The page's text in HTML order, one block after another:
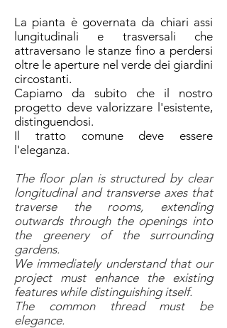
La pianta è governata da chiari assi
lungitudinali e trasversali che
attraversano le stanze fino a perdersi
oltre le aperture nel verde dei giardini
circostanti.
Capiamo da subito che il nostro
progetto deve valorizzare l'esistente,
distinguendosi.
Il tratto comune deve essere
l'eleganza.
The floor plan is structured by clear
longitudinal and transverse axes that
traverse the rooms, extending
outwards through the openings into
the greenery of the surrounding
gardens.
We immediately understand that our
project must enhance the existing
features while distinguishing itself.
The common thread must be
elegance.